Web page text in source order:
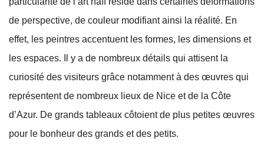
de perspective, de couleur modifiant ainsi la réalité. En
effet, les peintres accentuent les formes, les dimensions et
les espaces. Il y a de nombreux détails qui attisent la
curiosité des visiteurs grâce notamment à des œuvres qui
représentent de nombreux lieux de Nice et de la Côte
d’Azur. De grands tableaux côtoient de plus petites œuvres
pour le bonheur des grands et des petits.